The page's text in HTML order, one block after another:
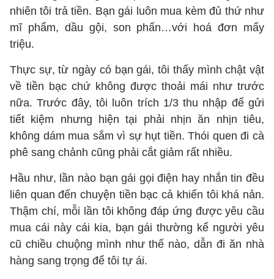
nhiên tôi trả tiền. Bạn gái luôn mua kèm đủ thứ như
mĩ phẩm, dầu gội, son phấn…với hoá đơn mấy
triệu.
Thực sự, từ ngày có bạn gái, tôi thấy mình chật vật
về tiền bạc chứ không được thoải mái như trước
nữa. Trước đây, tôi luôn trích 1/3 thu nhập để gửi
tiết kiệm nhưng hiện tại phải nhịn ăn nhịn tiêu,
không dám mua sắm vì sự hụt tiền. Thói quen đi cà
phê sang chảnh cũng phải cắt giảm rất nhiều.
Hầu như, lần nào bạn gái gọi điện hay nhắn tin đều
liên quan đến chuyện tiền bạc cả khiến tôi khá nản.
Thậm chí, mỗi lần tôi không đáp ứng được yêu cầu
mua cái này cái kia, bạn gái thường kể người yêu
cũ chiều chuộng mình như thế nào, dẫn đi ăn nhà
hàng sang trọng để tôi tự ái.